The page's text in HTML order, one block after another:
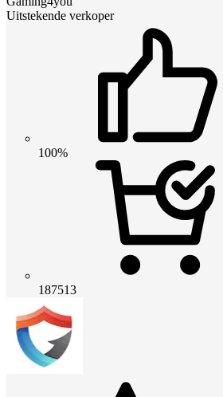
Uitstekende verkoper
100%
187513